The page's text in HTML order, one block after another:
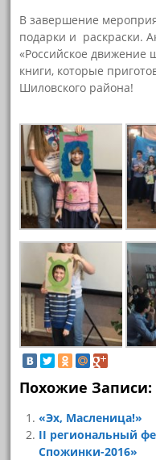
В завершение
подарки и раскраски.
«Российское
книги, которые
Шиловского района!
Похожие Записи:
«Эх, Масленица!»
II региональный
Спожинки-2016»